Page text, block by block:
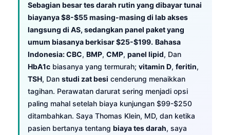
Sebagian besar tes darah rutin yang dibayar tunai
biayanya $8-$55 masing-masing di lab akses
langsung di AS, sedangkan panel paket yang
umum biasanya berkisar $25-$199. Bahasa
Indonesia: CBC, BMP, CMP, panel lipid, Dan
HbA1c biasanya yang termurah; vitamin D, feritin,
TSH, Dan studi zat besi cenderung menaikkan
tagihan. Perawatan darurat sering menjadi opsi
paling mahal setelah biaya kunjungan $99-$250
ditambahkan. Saya Thomas Klein, MD, dan ketika
pasien bertanya tentang biaya tes darah, saya